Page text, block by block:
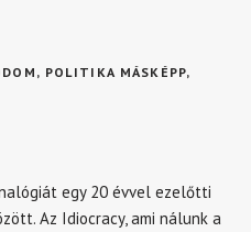
, POLITIKA MÁSKÉPP,
egy 20 évvel ezelőtti
Az Idiocracy, ami nálunk a